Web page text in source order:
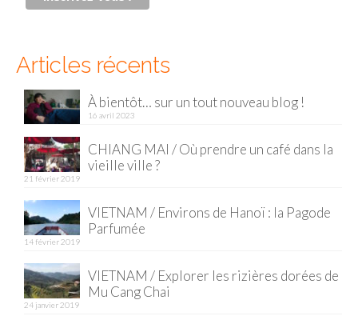
Baie d’Halong
Hanoi
Mai Chau
Ninh Binh
EUROPE
Articles récents
À bientôt… sur un tout nouveau blog !
16 avril 2023
CHIANG MAI / Où prendre un café dans la
vieille ville ?
21 février 2019
VIETNAM / Environs de Hanoï : la Pagode
Parfumée
14 février 2019
VIETNAM / Explorer les rizières dorées de
Mu Cang Chai
24 janvier 2019